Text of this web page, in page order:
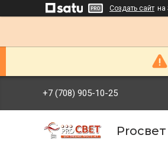
Создать сайт на
+7 (708) 905-10-25
Proсвет